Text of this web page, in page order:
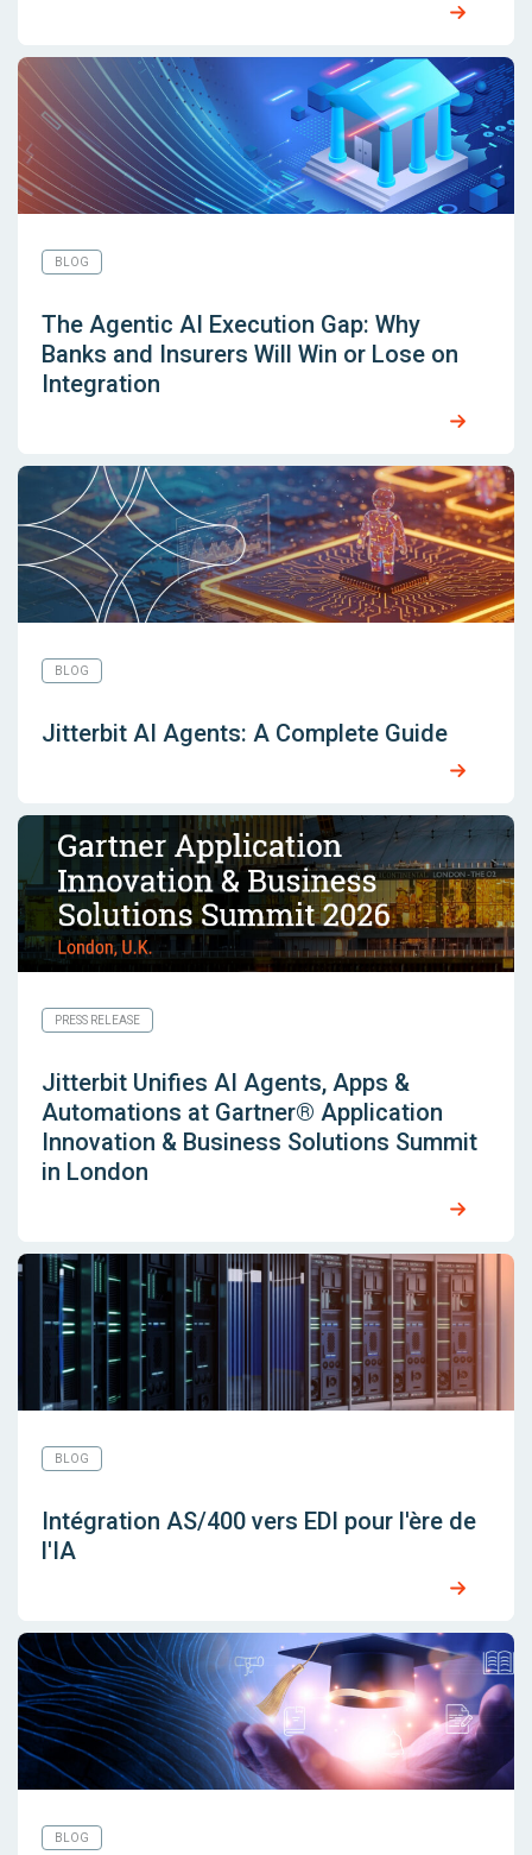
BLOG
The Agentic AI Execution Gap: Why
Banks and Insurers Will Win or Lose on
Integration
BLOG
Jitterbit AI Agents: A Complete Guide
PRESS RELEASE
Jitterbit Unifies AI Agents, Apps &
Automations at Gartner® Application
Innovation & Business Solutions Summit
in London
BLOG
Intégration AS/400 vers EDI pour l'ère de
l'IA
BLOG